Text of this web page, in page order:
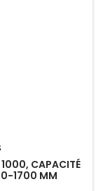
1000, CAPACITÉ
1700 MM